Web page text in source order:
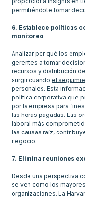
permitiéndote tomar
6. Establece políticas
monitoreo
Analizar por qué los
gerentes a tomar
recursos y distribución
surgir cuando el
personales. Esta
política corporativa que
por la empresa para
las horas pagadas. Las
laboral más
las causas raíz,
negocio.
7. Elimina reuniones
Desde una perspectiva
se ven como los
organizaciones. La